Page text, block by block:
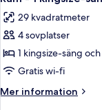
badkar
alla
foton
för
Rum
-
1
kingsize-
29 kvadratmeter
4 sovplatser
1 kingsize-säng
Gratis wi-fi
Mer information
Mer